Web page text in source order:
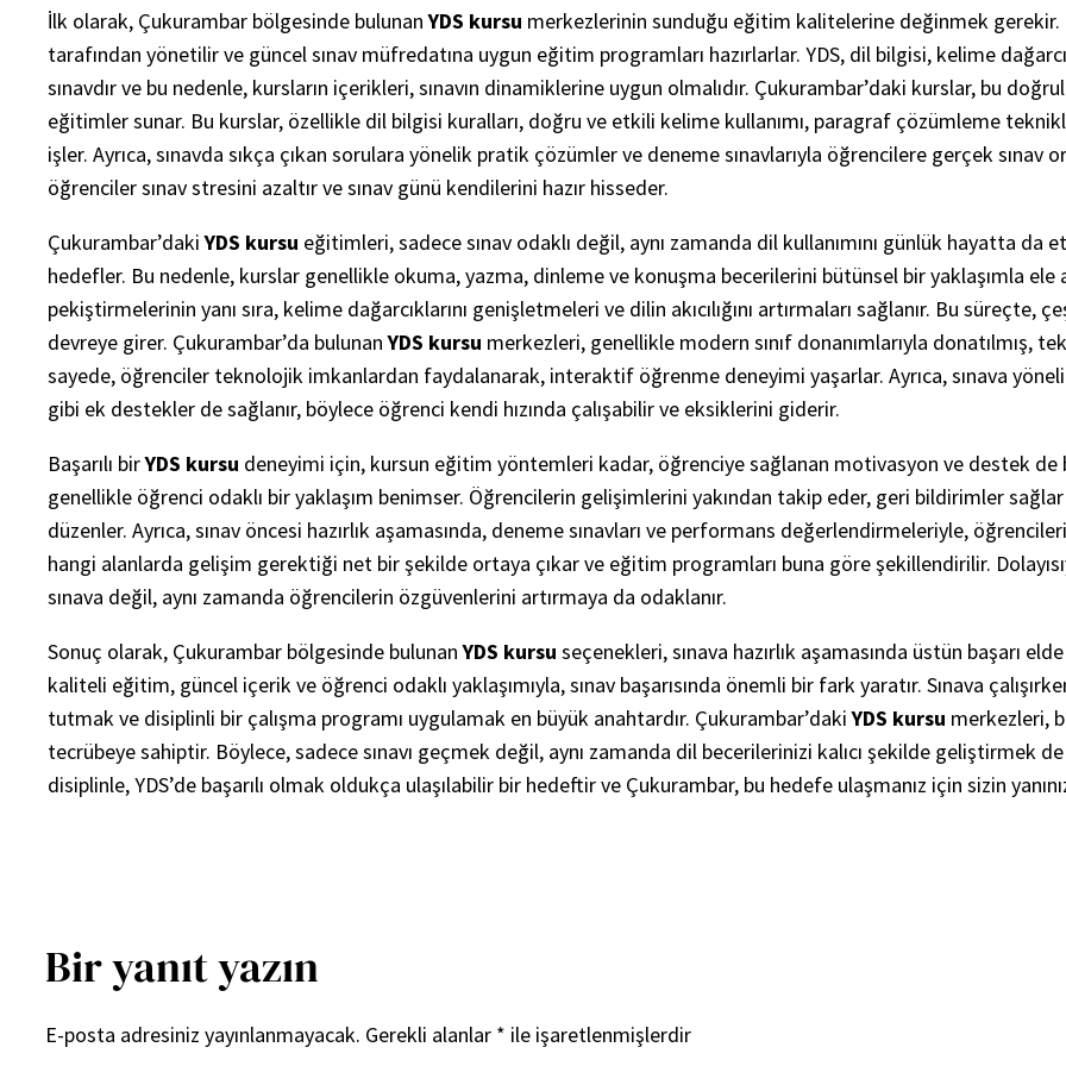
İlk olarak, Çukurambar bölgesinde bulunanYDS kursu merkezlerinin sunduğu eğitim kalitelerine değinmek
tarafından yönetilir ve güncel sınav müfredatına uygun eğitim programları hazırlarlar. YDS, dil bilgisi, kelime
sınavdır ve bu nedenle, kursların içerikleri, sınavın dinamiklerine uygun olmalıdır. Çukurambar’daki kurslar, bu
eğitimler sunar. Bu kurslar, özellikle dil bilgisi kuralları, doğru ve etkili kelime kullanımı, paragraf çözümleme
işler. Ayrıca, sınavda sıkça çıkan sorulara yönelik pratik çözümler ve deneme sınavlarıyla öğrencilere gerçek sınav
öğrenciler sınav stresini azaltır ve sınav günü kendilerini hazır hisseder.
Çukurambar’dakiYDS kursu eğitimleri, sadece sınav odaklı değil, aynı zamanda dil kullanımını günlük hayatta da
hedefler. Bu nedenle, kurslar genellikle okuma, yazma, dinleme ve konuşma becerilerini bütünsel bir yaklaşımla ele
pekiştirmelerinin yanı sıra, kelime dağarcıklarını genişletmeleri ve dilin akıcılığını artırmaları sağlanır. Bu
devreye girer. Çukurambar’da bulunanYDS kursu merkezleri, genellikle modern sınıf donanımlarıyla donatılmış,
sayede, öğrenciler teknolojik imkanlardan faydalanarak, interaktif öğrenme deneyimi yaşarlar. Ayrıca, sınava
gibi ek destekler de sağlanır, böylece öğrenci kendi hızında çalışabilir ve eksiklerini giderir.
Başarılı birYDS kursu deneyimi için, kursun eğitim yöntemleri kadar, öğrenciye sağlanan motivasyon ve destek de
genellikle öğrenci odaklı bir yaklaşım benimser. Öğrencilerin gelişimlerini yakından takip eder, geri bildirimler
düzenler. Ayrıca, sınav öncesi hazırlık aşamasında, deneme sınavları ve performans değerlendirmeleriyle,
hangi alanlarda gelişim gerektiği net bir şekilde ortaya çıkar ve eğitim programları buna göre şekillendirilir.
sınava değil, aynı zamanda öğrencilerin özgüvenlerini artırmaya da odaklanır.
Sonuç olarak, Çukurambar bölgesinde bulunanYDS kursu seçenekleri, sınava hazırlık aşamasında üstün başarı
kaliteli eğitim, güncel içerik ve öğrenci odaklı yaklaşımıyla, sınav başarısında önemli bir fark yaratır. Sınava
tutmak ve disiplinli bir çalışma programı uygulamak en büyük anahtardır. Çukurambar’dakiYDS kursu merkezleri,
tecrübeye sahiptir. Böylece, sadece sınavı geçmek değil, aynı zamanda dil becerilerinizi kalıcı şekilde geliştirmek
disiplinle, YDS’de başarılı olmak oldukça ulaşılabilir bir hedeftir ve Çukurambar, bu hedefe ulaşmanız için sizin
Bir yanıt yazın
E-posta adresiniz yayınlanmayacak. Gerekli alanlar * ile işaretlenmişlerdir